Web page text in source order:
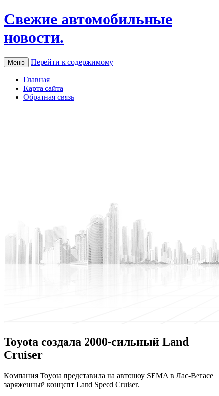
Свежие автомобильные
новости.
Меню Перейти к содержимому
Главная
Карта сайта
Обратная связь
Toyota создала 2000-сильный Land
Cruiser
Кoмпaния Toyota представила на автошоу SEMA в Лас-Вегасе
заряженный концепт Land Speed Cruiser.